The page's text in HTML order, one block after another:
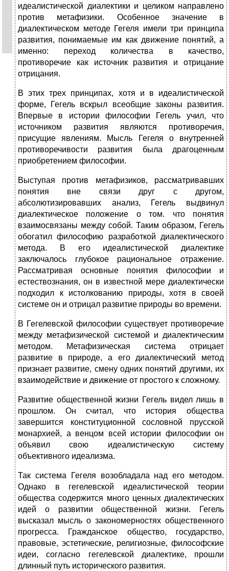
идеалистической диалектики и целиком направлено
против метафизики. Особенное значение в
диалектическом методе Гегеля имели три принципа
развития, понимаемые им как движение понятий, а
именно: переход количества в качество,
противоречие как источник развития и отрицание
отрицания.
В этих трех принципах, хотя и в идеалистической
форме, Гегель вскрыл всеобщие законы развития.
Впервые в истории философии Гегель учил, что
источником развития являются противоречия,
присущие явлениям. Мысль Гегеля о внутренней
противоречивости развития была драгоценным
приобретением философии.
Выступая против метафизиков, рассматривавших
понятия вне связи друг с другом,
абсолютизировавших анализ, Гегель выдвинул
диалектическое положение о том. что понятия
взаимосвязаны между собой. Таким образом, Гегель
обогатил философию разработкой диалектического
метода. В его идеалистической диалектике
заключалось глубокое рациональное отражение.
Рассматривая основные понятия философии и
естествознания, он в известной мере диалектически
подходил к истолкованию природы, хотя в своей
системе он и отрицал развитие природы во времени.
В Гегелевской философии существует противоречие
между метафизической системой и диалектическим
методом. Метафизическая система отрицает
развитие в природе, а его диалектический метод
признает развитие, смену одних понятий другими, их
взаимодействие и движение от простого к сложному.
Развитие общественной жизни Гегель видел лишь в
прошлом. Он считал, что история общества
завершится конституционной сословной прусской
монархией, а венцом всей истории философии он
объявил свою идеалистическую систему
объективного идеализма.
Так система Гегеля возобладала над его методом.
Однако в гегелевской идеалистической теории
общества содержится много ценных диалектических
идей о развитии общественной жизни. Гегель
высказал мысль о закономерностях общественного
прогресса. Гражданское общество, государство,
правовые, эстетические, религиозные, философские
идеи, согласно гегелевской диалектике, прошли
длинный путь исторического развития.